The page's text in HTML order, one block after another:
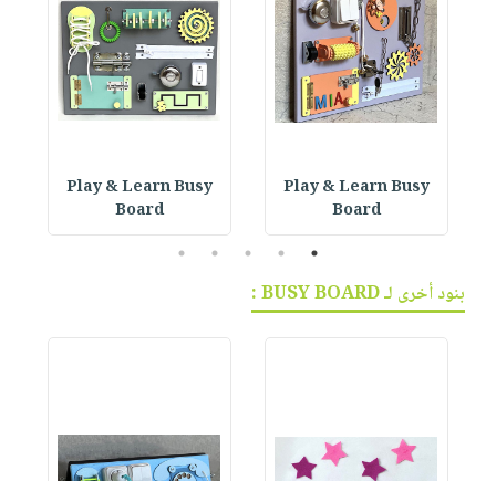
Play & Learn Busy
Board
Play & Learn Busy
Board
1
2
3
4
5
بنود أخرى لـ BUSY BOARD :